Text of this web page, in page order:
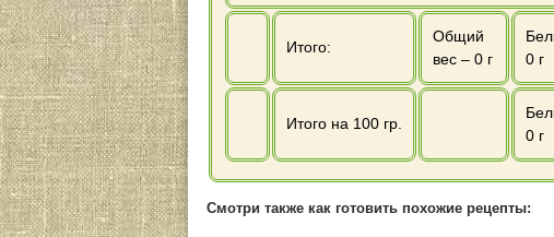
Итого:
Общий
вес – 0 г
0 г
Итого на 100 гр.
0 г
Смотри также как готовить похожие рецепты: